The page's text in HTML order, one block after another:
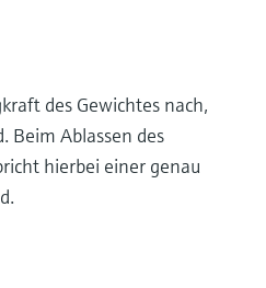
des Gewichtes nach,
Beim Ablassen des
hierbei einer genau